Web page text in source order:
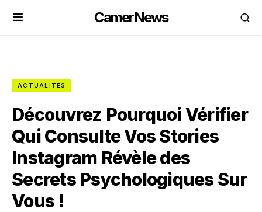
CamerNews
ACTUALITÉS
Découvrez Pourquoi Vérifier
Qui Consulte Vos Stories
Instagram Révèle des
Secrets Psychologiques Sur
Vous !